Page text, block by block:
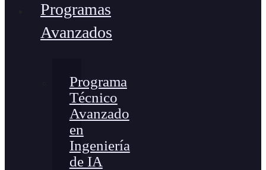
Programas
Avanzados
Programa
Técnico
Avanzado
en
Ingeniería
de IA